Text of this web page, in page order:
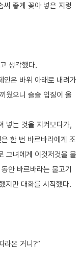
씨 좋게 꽂아 넣은 지렁
생각했다.
인은 바위 아래로 내려가
웠으니 슬슬 입질이 올
넣는 것을 지켜보다가,
한 번 바르바라에게 조
그녀에게 이것저것을 물
안 바르바라는 물고기
지만 대화를 시작했다.
라온 거니?”